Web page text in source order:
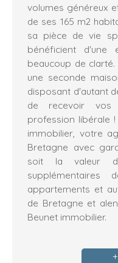
volumes généreux
de ses 165 m2
sa pièce de vie
bénéficient d'une
beaucoup de
une seconde
disposant d'autant
de recevoir vos
profession libérale
immobilier, votre
Bretagne avec
soit la valeur
supplémentaires
appartements et
de Bretagne et
Beunet immobilier.